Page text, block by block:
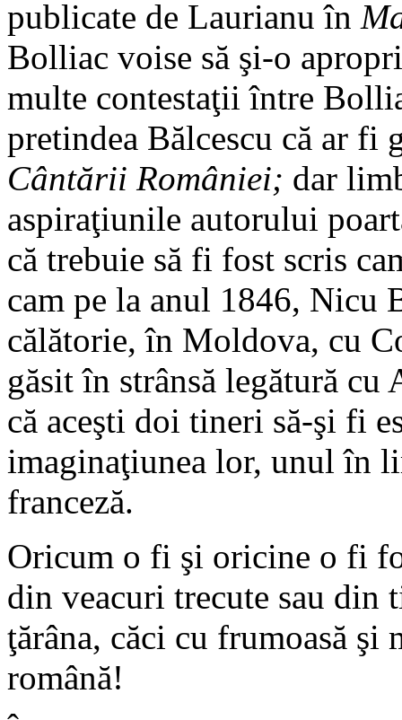
publicate de Laurianu în
Bolliac voise să şi-o
multe contestaţii între
pretindea Bălcescu că ar fi
Cântării României; dar
aspiraţiunile autorului
că trebuie să fi fost scris
cam pe la anul 1846, Nicu
călătorie, în Moldova, cu
găsit în strânsă legătură cu
că aceşti doi tineri să-şi fi
imaginaţiunea lor, unul în
franceză.
Oricum o fi şi oricine o fi
din veacuri trecute sau din
ţărâna, căci cu frumoasă şi
română!